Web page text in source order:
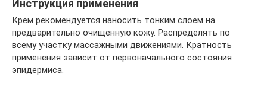
Инструкция применения
Крем рекомендуется наносить тонким слоем на
предварительно очищенную кожу. Распределять по
всему участку массажными движениями. Кратность
применения зависит от первоначального состояния
эпидермиса.